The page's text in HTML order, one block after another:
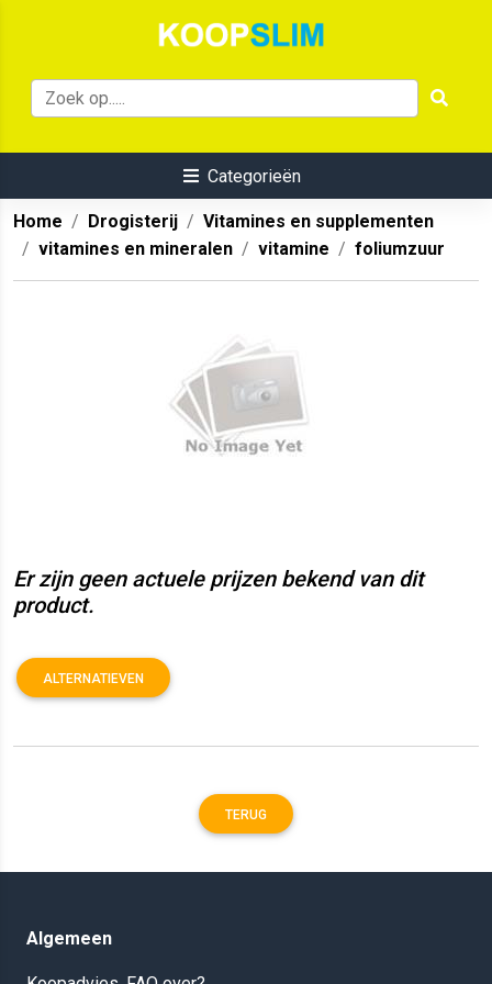
Categorieën
Home Drogisterij
Vitamines en supplementen
vitamines en mineralen
vitamine foliumzuur
Er zijn geen actuele prijzen bekend van dit
product.
ALTERNATIEVEN
TERUG
Algemeen